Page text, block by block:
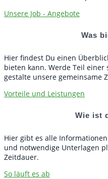
Unsere Job - Angebote
Was
Hier findest Du einen
bieten kann. Werde Teil
gestalte unsere gemeinsame
Vorteile und Leistungen
Wie ist
Hier gibt es alle
und notwendige Unterlagen
Zeitdauer.
So läuft es ab